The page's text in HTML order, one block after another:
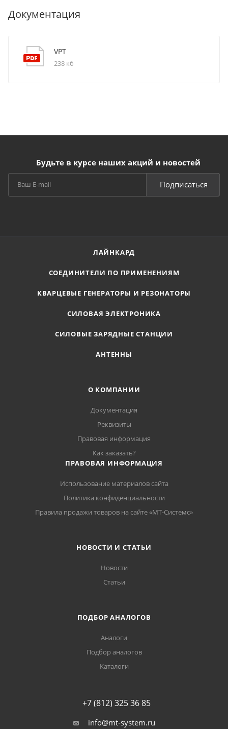
Документация
VPT
238 кб
Будьте в курсе наших акций и новостей
Подписаться
ЛАЙНКАРД
СОЕДИНИТЕЛИ ПО ПРИМЕНЕНИЯМ
КВАРЦЕВЫЕ ГЕНЕРАТОРЫ И РЕЗОНАТОРЫ
СИЛОВАЯ ЭЛЕКТРОНИКА
СИЛОВЫЕ ЗАРЯДНЫЕ СТАНЦИИ
АНТЕННЫ
О КОМПАНИИ
Документация
Реквизиты
Правовая информация
Как заказать?
ПРАВОВАЯ ИНФОРМАЦИЯ
Использование материалов сайта
Политика конфиденциальности
Правила продажи товаров на сайте «МТ-Системс»
НОВОСТИ И СТАТЬИ
Новости
Статьи
ПОДБОР АНАЛОГОВ
Аналоги
Подбор аналогов
Каталоги
+7 (812) 325 36 85
info@mt-system.ru